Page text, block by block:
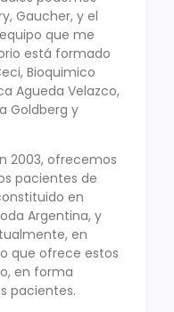
Gaucher, y el
que me
está formado
Bioquimico
Agueda Velazco,
Goldberg y
2003, ofrecemos
pacientes de
en
Argentina, y
en
que ofrece estos
en forma
pacientes.